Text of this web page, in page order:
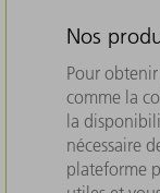
Nos
Pour
comme la
la
nécessaire
plateforme